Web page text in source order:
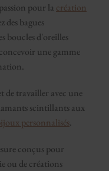
pour la création
des bagues
boucles d'oreilles
une gamme
de travailler avec une
scintillants aux
personnalisés.
conçus pour
ou de créations